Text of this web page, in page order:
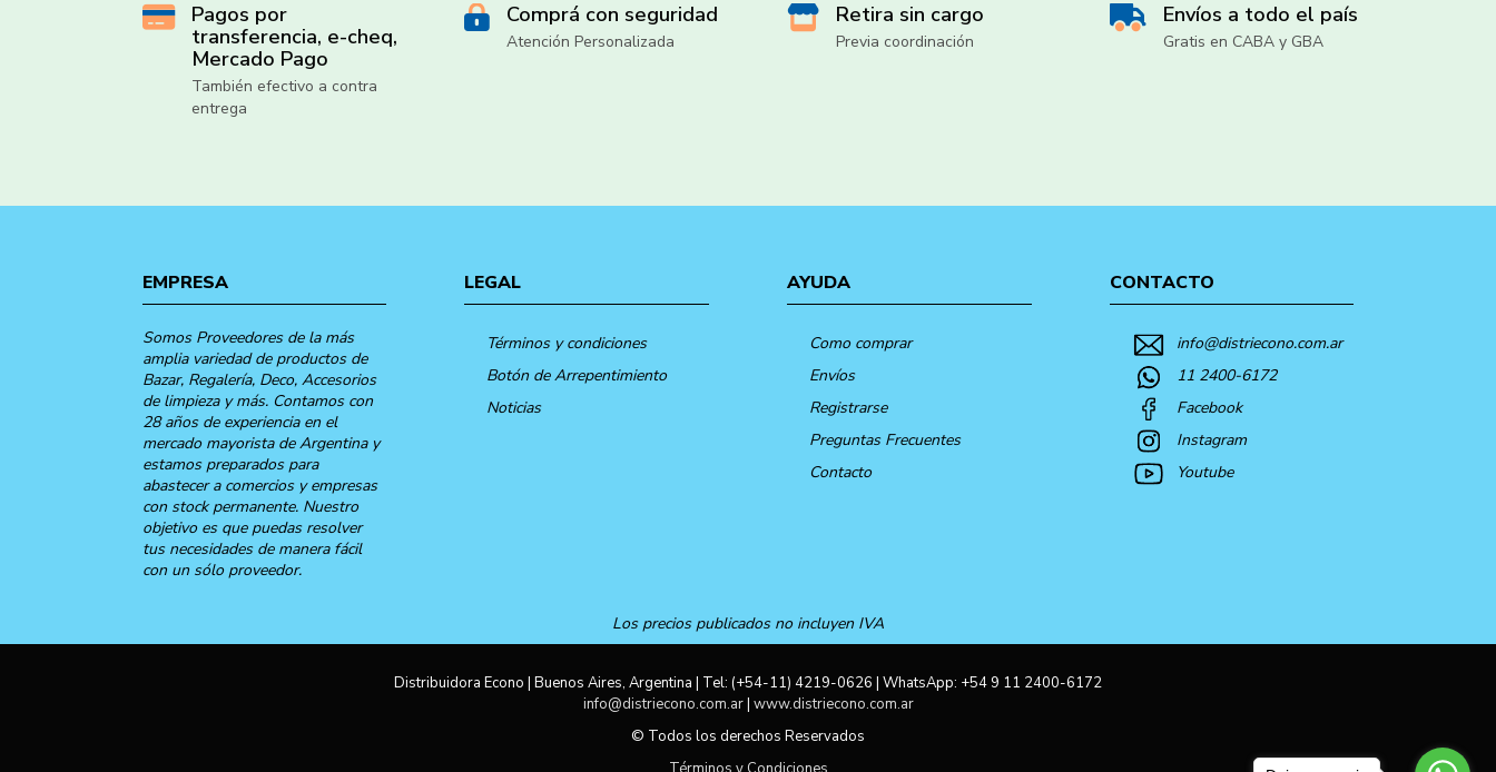
Pagos por
transferencia, e-cheq,
Mercado Pago
También efectivo a contra
entrega
Comprá con seguridad
Atención Personalizada
Retira sin cargo
Previa coordinación
Envíos a todo el país
Gratis en CABA y GBA
EMPRESA
Somos Proveedores de la más
amplia variedad de productos de
Bazar, Regalería, Deco, Accesorios
de limpieza y más. Contamos con
28 años de experiencia en el
mercado mayorista de Argentina y
estamos preparados para
abastecer a comercios y empresas
con stock permanente. Nuestro
objetivo es que puedas resolver
tus necesidades de manera fácil
con un sólo proveedor.
LEGAL
Términos y condiciones
Botón de Arrepentimiento
Noticias
AYUDA
Como comprar
Envíos
Registrarse
Preguntas Frecuentes
Contacto
CONTACTO
info@distriecono.com.ar
11 2400-6172
Facebook
Instagram
Youtube
Los precios publicados no incluyen IVA
Distribuidora Econo | Buenos Aires, Argentina | Tel: (+54-11) 4219-0626 | WhatsApp: +54 9 11 2400-6172
info@distriecono.com.ar| www.distriecono.com.ar
© Todos los derechos Reservados